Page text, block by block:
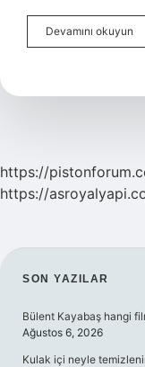
Devamını okuyun
https://
https://
SON YAZILAR
Bülent Kayabaş hangi
Ağustos 6, 2026
Kulak içi neyle